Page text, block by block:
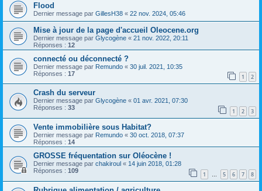
Flood
Dernier message par GillesH38 « 22 nov. 2024, 05:46
Mise à jour de la page d'accueil Oleocene.org
Dernier message par Glycogène « 21 nov. 2022, 20:11
Réponses : 12
connecté ou déconnecté ?
Dernier message par Remundo « 30 juil. 2021, 10:35
Réponses : 17 1 2
Crash du serveur
Dernier message par Glycogène « 01 avr. 2021, 07:30
Réponses : 33 1 2 3
Vente immobilière sous Habitat?
Dernier message par Remundo « 30 oct. 2018, 07:37
Réponses : 14
GROSSE fréquentation sur Oléocène !
Dernier message par chakiroul « 14 juin 2018, 01:28
Réponses : 109 1 … 5 6 7 8